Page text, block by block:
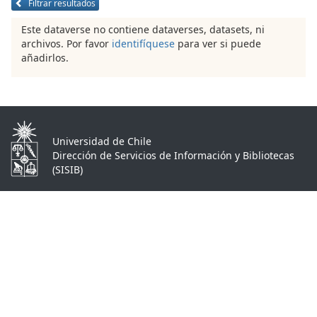
Filtrar resultados
Este dataverse no contiene dataverses, datasets, ni
archivos. Por favor identifíquese para ver si puede
añadirlos.
Universidad de Chile
Dirección de Servicios de Información y Bibliotecas
(SISIB)